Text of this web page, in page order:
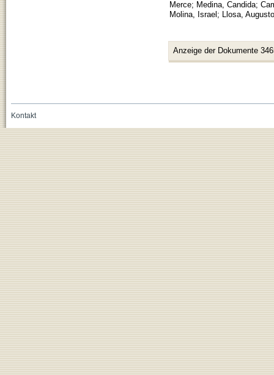
Merce; Medina, Candida;
Molina, Israel; Llosa,
Anzeige der Dokumente
Kontakt